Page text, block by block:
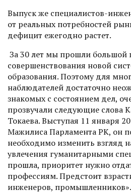
Выпуск же специалистов-
от реальных потребностей
дефицит ежегодно растет.
За 30 лет мы прошли большой
совершенствования новой
образования. Поэтому для
наблюдателей достаточно
знакомых с состоянием дел,
прозвучали следующие слова
Токаева. Выступая 11 января
Мажилиса Парламента РК, он
необходимо изменить взгляд
увлечения гуманитарными
прошла, приоритет нужно
профессиям. Предстоит
инженеров, промышленников».